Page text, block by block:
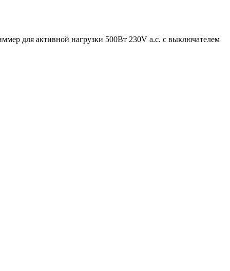
для активной нагрузки 500Вт 230V a.c. с выключателем